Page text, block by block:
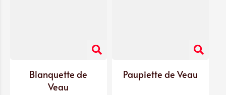
Blanquette de
Veau
Paupiette de Veau